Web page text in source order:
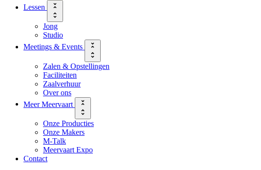
Lessen
Jong
Studio
Meetings & Events
Zalen & Opstellingen
Faciliteiten
Zaalverhuur
Over ons
Meer Meervaart
Onze Producties
Onze Makers
M-Talk
Meervaart Expo
Contact